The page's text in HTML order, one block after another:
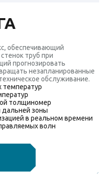
обеспечивающий
труб при
прогнозировать
незапланированные
обслуживание.
температур
толщиномер
дальней зоны
в реальном времени
волн